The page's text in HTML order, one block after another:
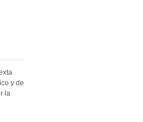
y de
la